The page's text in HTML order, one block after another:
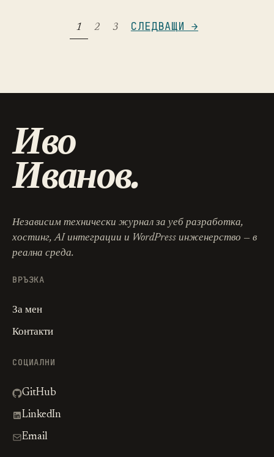
1 2 3 СЛЕДВАЩИ →
Иво
Иванов.
Независим технически журнал за уеб разработка,
хостинг, AI интеграции и WordPress инженерство — в
реална среда.
ВРЪЗКА
За мен
Контакти
СОЦИАЛНИ
GitHub
LinkedIn
Email